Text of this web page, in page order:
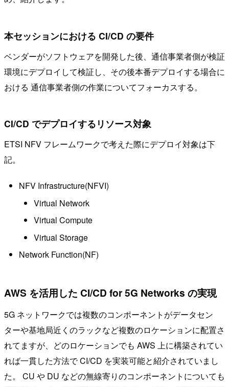
本セッションにおける CI/CD の要件
ベンダーがソフトウェアを開発した後、通信事業者側が検証
環境にデプロイして検証し、その後本番デプロイする場合に
おける 通信事業者側の作業についてフォーカスする。
CI/CD でデプロイするリソース対象
ETSI NFV フレームワークで考えた際にデプロイ対象は下
記。
NFV Infrastructure(NFVI)
Virtual Network
Virtual Compute
Virtual Storage
Network Function(NF)
AWS を活用した CI/CD for 5G Networks の実現
5G ネットワークでは複数のコンポーネントがデータセン
ターや基地局近くのラックなど複数のロケーションに配置さ
れてますが、どのロケーションでも AWS 上に構築されてい
れば一貫した方法で CI/CD を実装可能と紹介されていまし
た。 CU や DU などの無線寄りのコンポーネントについても